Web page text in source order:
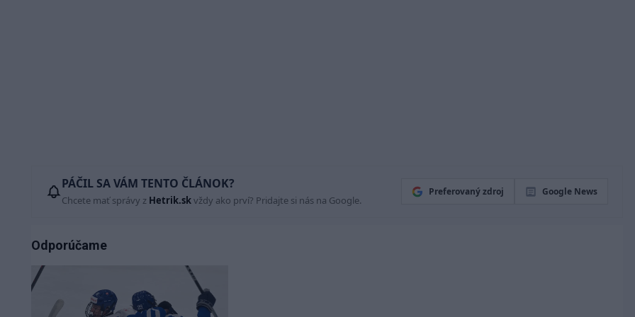
PÁČIL SA VÁM TENTO ČLÁNOK?
Chcete mať správy z Hetrik.skvždy ako prví? Pridajte si nás na Google.
Preferovaný zdroj Google News
Odporúčame